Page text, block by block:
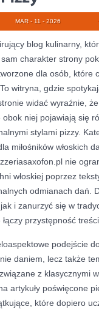
MAR - 11 - 2026
blog kulinarny,
charakter strony
dla osób, które
witryna, gdzie
widać wyraźnie,
niej pojawiają się
stylami pizzy.
miłośników włoskich
nie
włoskiej poprzez
odmianach dań.
i zanurzyć się w
przystępność
podejście
daniem, lecz także
z klasycznymi
artykuły poświęcone
które dopiero